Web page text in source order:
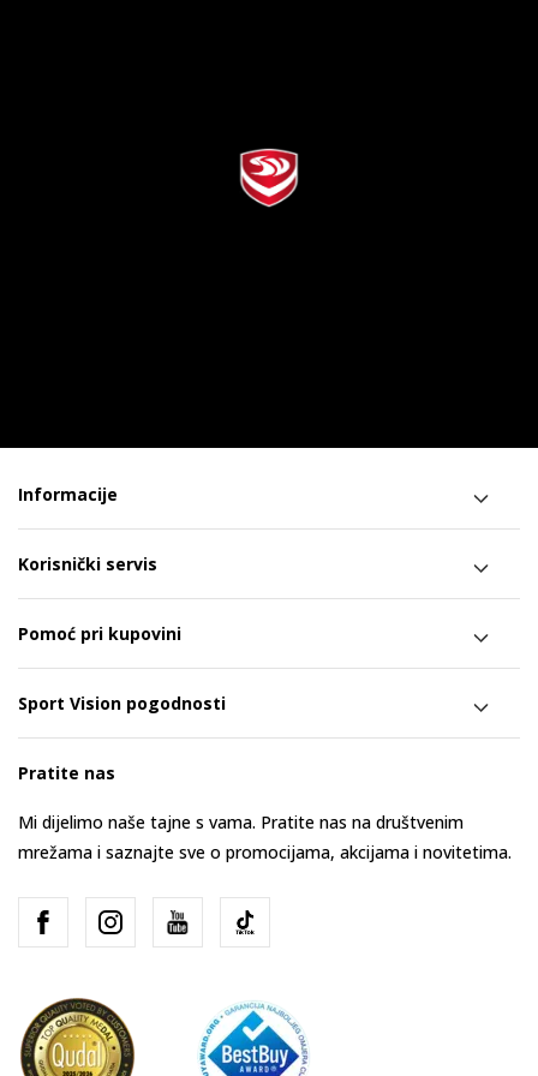
Informacije
Korisnički servis
Pomoć pri kupovini
Sport Vision pogodnosti
Pratite nas
Mi dijelimo naše tajne s vama. Pratite nas na društvenim
mrežama i saznajte sve o promocijama, akcijama i novitetima.